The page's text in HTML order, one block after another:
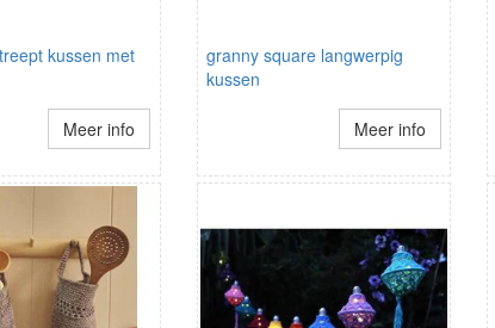
kussen met
Meer info
granny square langwerpig
kussen
Meer info